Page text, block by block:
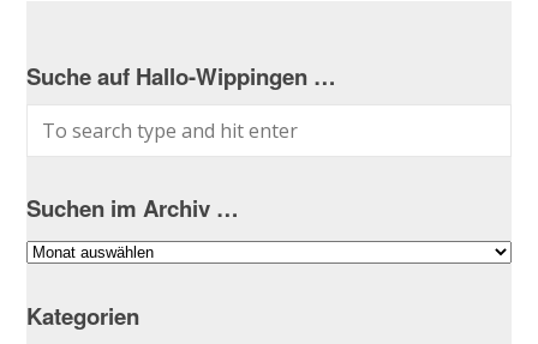
Suche auf Hallo-Wippingen …
Suchen im Archiv …
Suchen
Archiv
Kategorien